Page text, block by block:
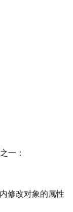
一：
修改对象的属性